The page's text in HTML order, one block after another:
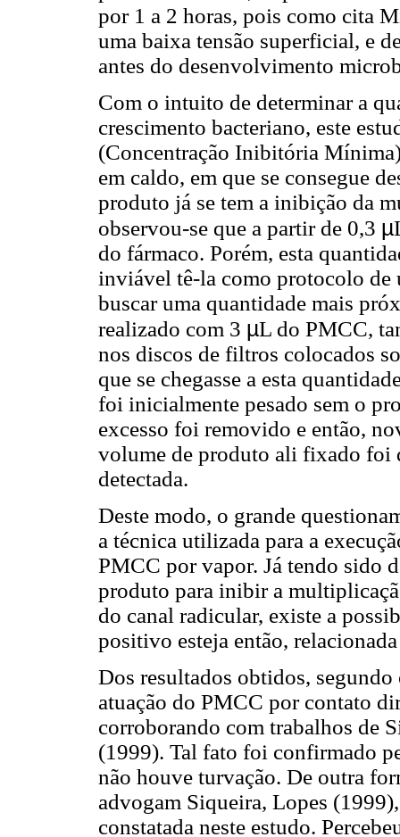
por 1 a 2 horas, pois como cita
uma baixa tensão superficial, e
antes do desenvolvimento
Com o intuito de determinar a
crescimento bacteriano, este
(Concentração Inibitória
em caldo, em que se consegue
produto já se tem a inibição da
observou-se que a partir de 0,3 µ
do fármaco. Porém, esta
inviável tê-la como protocolo de
buscar uma quantidade mais
realizado com 3 µL do PMCC,
nos discos de filtros colocados
que se chegasse a esta
foi inicialmente pesado sem o
excesso foi removido e então,
volume de produto ali fixado foi
detectada.
Deste modo, o grande
a técnica utilizada para a
PMCC por vapor. Já tendo sido
produto para inibir a
do canal radicular, existe a
positivo esteja então,
Dos resultados obtidos,
atuação do PMCC por contato
corroborando com trabalhos de
(1999). Tal fato foi confirmado
não houve turvação. De outra
advogam Siqueira, Lopes
constatada neste estudo.